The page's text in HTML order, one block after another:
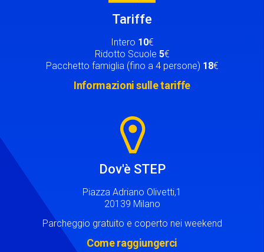
Tariffe
Intero 10€
Ridotto Scuole 5€
Pacchetto famiglia (fino a 4 persone) 18€
Informazioni sulle tariffe
Dov'è STEP
Piazza Adriano Olivetti,1
20139 Milano
Parcheggio gratuito e coperto nei weekend
Come raggiungerci